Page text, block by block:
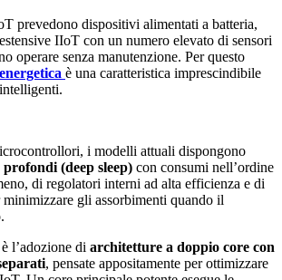
prevedono dispositivi alimentati a batteria,
IIoT con un numero elevato di sensori
operare senza manutenzione. Per questo
è una caratteristica imprescindibile
i modelli attuali dispongono
(deep sleep) con consumi nell’ordine
di regolatori interni ad alta efficienza e di
minimizzare gli assorbimenti quando il
l’adozione di architetture a doppio core con
, pensate appositamente per ottimizzare